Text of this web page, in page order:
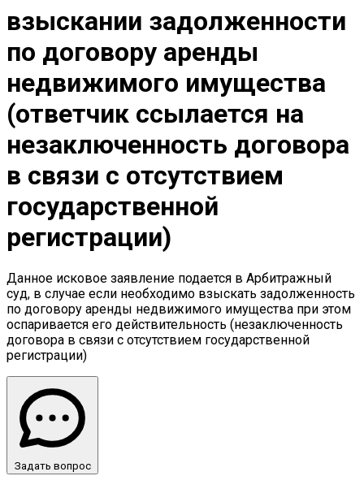
взыскании задолженности
по договору аренды
недвижимого имущества
(ответчик ссылается на
незаключенность договора
в связи с отсутствием
государственной
регистрации)
Данное исковое заявление подается в Арбитражный
суд, в случае если необходимо взыскать задолженность
по договору аренды недвижимого имущества при этом
оспаривается его действительность (незаключенность
договора в связи с отсутствием государственной
регистрации)
Задать вопрос